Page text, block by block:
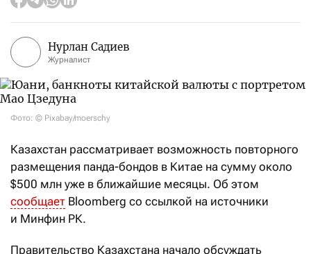
Нурлан Садиев
Журналист
Фото: © Pixabay/moerschy
Казахстан рассматривает возможность повторного
размещения панда-бондов в Китае на сумму около
$500 млн уже в ближайшие месяцы. Об этом
сообщает Bloomberg со ссылкой на источники
и Минфин РК.
Правительство Казахстана начало обсуждать